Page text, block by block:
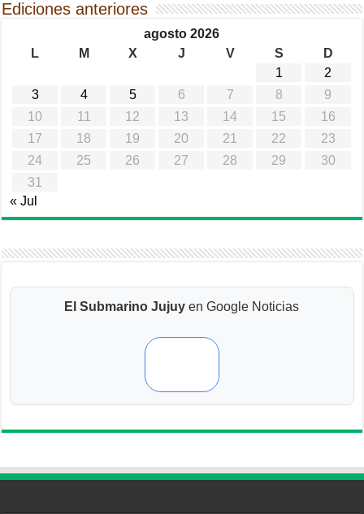
Ediciones anteriores
agosto 2026
L
M X J V S
D
1
2
3
4 5 6 7 8
9
10
11 12 13 14 15
16
17
18 19 20 21 22
23
24
25 26 27 28 29
30
31
« Jul
El Submarino Jujuy en Google Noticias